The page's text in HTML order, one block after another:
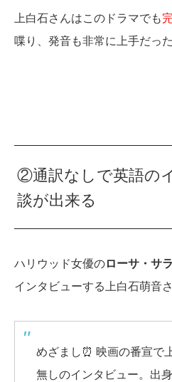
上白石さんはこのドラマでも
喋り、発音も非常に上手だっ
②通訳なしで英語の
談が出来る
ハリウッド女優のローサ・サ
インタビューする上白石萌音さ
めざまし⏰ 映画の番宣で
無しのインタビュー。出